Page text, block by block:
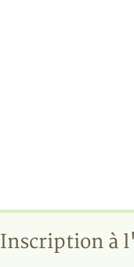
Inscription à